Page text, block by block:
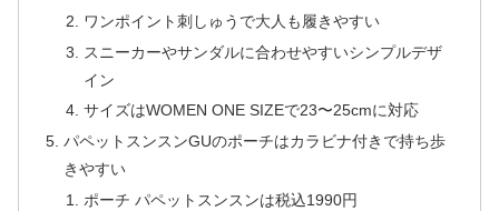
ワンポイント刺しゅうで大人も履きやすい
スニーカーやサンダルに合わせやすいシンプルデザ
イン
サイズはWOMEN ONE SIZEで23〜25cmに対応
パペットスンスンGUのポーチはカラビナ付きで持ち歩
きやすい
ポーチ パペットスンスンは税込1990円